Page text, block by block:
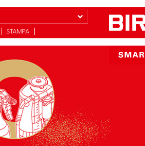
STAMPA